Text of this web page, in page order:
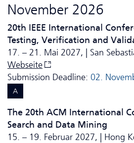
November 2026
20th IEEE International
Testing, Verification and
17. – 21. Mai 2027, | San
Webseite
Submission Deadline: 02.
A
The 20th ACM International
Search and Data Mining
15. – 19. Februar 2027, | Hong